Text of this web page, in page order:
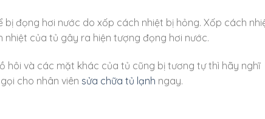
đọng hơi nước do xốp cách nhiệt bị hỏng. Xốp cách
của tủ gây ra hiện tượng đọng hơi nước.
hôi và các mặt khác của tủ cũng bị tương tự thì hãy nghĩ
cho nhân viên sửa chữa tủ lạnh ngay.